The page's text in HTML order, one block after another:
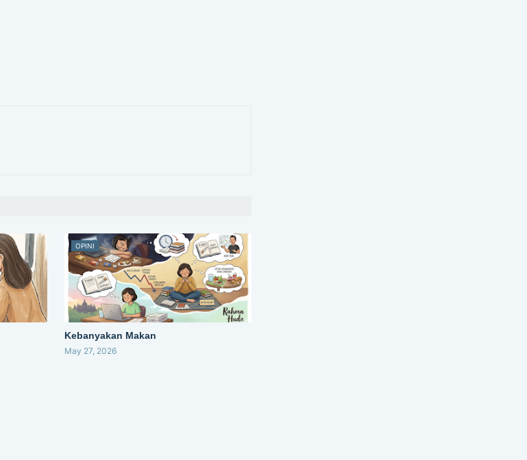
OPINI
Kebanyakan Makan
May 27, 2026